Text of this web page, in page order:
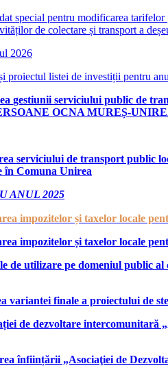
special pentru modificarea
de colectare și transport a
2026
proiectul listei de investiții pentru
gestiunii serviciului public de
OCNA MUREȘ-
serviciului de transport public
în Comuna Unirea
ANUL 2025
impozitelor și taxelor locale
impozitelor și taxelor locale
utilizare pe domeniul public
finale a proiectului de
de dezvoltare
înființării „Asociaţiei de